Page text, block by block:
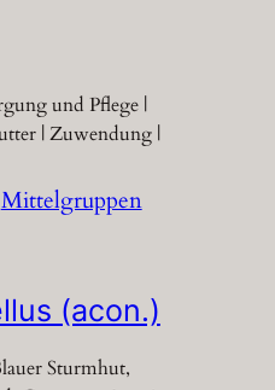
und Pflege |
| Zuwendung |
Mittelgruppen
(acon.)
Sturmhut,